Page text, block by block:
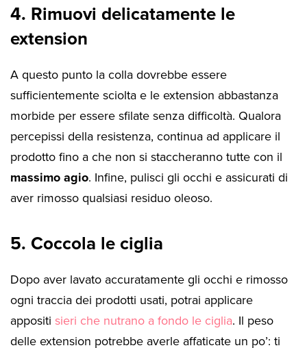
4. Rimuovi delicatamente le
extension
A questo punto la colla dovrebbe essere
sufficientemente sciolta e le extension abbastanza
morbide per essere sfilate senza difficoltà. Qualora
percepissi della resistenza, continua ad applicare il
prodotto fino a che non si staccheranno tutte con il
massimo agio. Infine, pulisci gli occhi e assicurati di
aver rimosso qualsiasi residuo oleoso.
5. Coccola le ciglia
Dopo aver lavato accuratamente gli occhi e rimosso
ogni traccia dei prodotti usati, potrai applicare
appositi sieri che nutrano a fondo le ciglia. Il peso
delle extension potrebbe averle affaticate un po’: ti